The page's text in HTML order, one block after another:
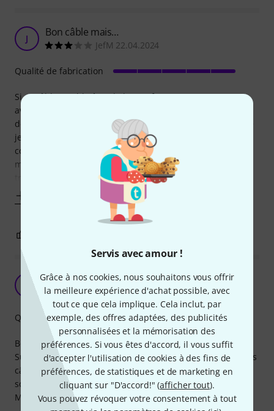
Servis avec amour !
Grâce à nos cookies, nous souhaitons vous offrir
la meilleure expérience d'achat possible, avec
tout ce que cela implique. Cela inclut, par
exemple, des offres adaptées, des publicités
personnalisées et la mémorisation des
préférences. Si vous êtes d'accord, il vous suffit
d'accepter l'utilisation de cookies à des fins de
préférences, de statistiques et de marketing en
cliquant sur "D'accord!" (afficher tout).
Vous pouvez révoquer votre consentement à tout
J Bon câble mais…
JefM 22.04.2024
Si ce câble semble être de bonne facture comme souvent
avec les produits Thomann, le transporteur a encore fait
des siennes. Cette fois c’est la goutte d’eau !!! J’entends que
je ne suis pas le seul à me plaindre de ce transporteur. J’ai
commencé à retourner directement dans les magasins de
musique et finalement j’y trouve mon compte et si je me
Qualité de fabrication
Câbles micros.
chris 82 03.02.2022
Bonjour.
Suffit largement pour un amateur comme moi. Comme tous
câbles, ne pas marcher dessus comme cela se passe
souvent en répète ou en concert.
Merci THOMANN.
Qualité de fabrication